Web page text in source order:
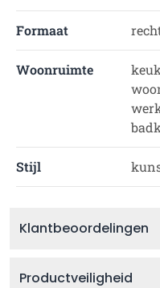
Formaat
Woonruimte
Stijl
Klantbeoordelingen
Productveiligheid